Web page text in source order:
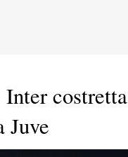
costretta
Juve